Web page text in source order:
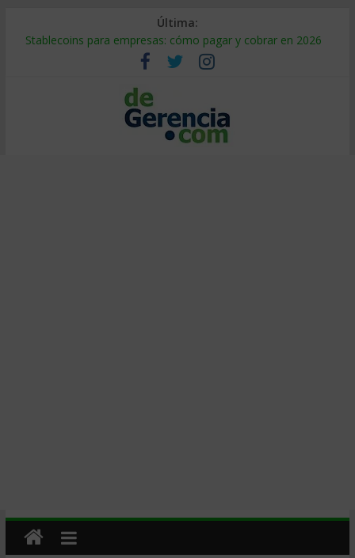
Última:
Stablecoins para empresas: cómo pagar y cobrar en 2026
Despido silencioso: qué es y por qué sale tan caro
IA en selección de personal: cómo auditarla a tiempo
Trabajo forzoso en la cadena de suministro: qué hacer
Mercado hispano de EE. UU.: cómo segmentarlo y venderle